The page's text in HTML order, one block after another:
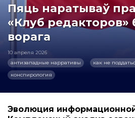
Пяць наратываў пра
«Клуб редакторов»
ворага
10 апреля 2026
антизападные нарративы
как не
конспирология
Эволюция